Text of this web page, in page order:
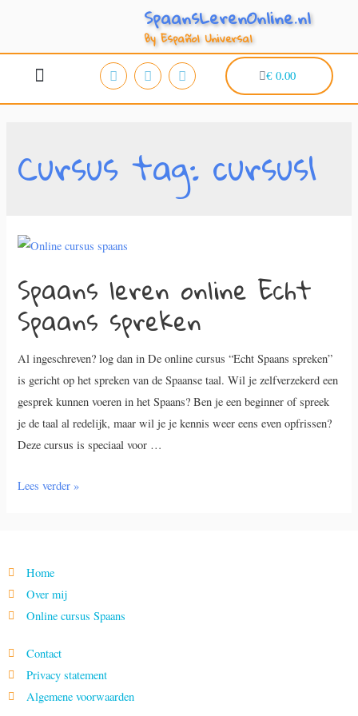
SpaansLerenOnline.nl
By Español Universal
€0.00
Cursus tag:cursus1
Spaans leren online Echt
Spaans spreken
Al ingeschreven? log dan in De online cursus “Echt Spaans spreken”
is gericht op het spreken van de Spaanse taal. Wil je zelfverzekerd een
gesprek kunnen voeren in het Spaans? Ben je een beginner of spreek
je de taal al redelijk, maar wil je je kennis weer eens even opfrissen?
Deze cursus is speciaal voor …
Lees verder »
Home
Over mij
Online cursus Spaans
Contact
Privacy statement
Algemene voorwaarden